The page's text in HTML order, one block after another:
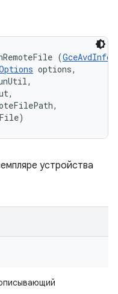
(GceAvdInfo
options,
устройства